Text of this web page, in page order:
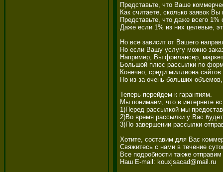
Представьте, что Ваше
Как считаете, сколько заявок
Представьте, что даже всего
Даже если 1% из них целевые,
Но все зависит от Вашего
Но если Вашу услугу можно
Например, Вы фрилансер,
Большой плюс рассылки по
Конечно, среди миллиона
Но из-за очень больших
Теперь перейдем к гарантиям.
Мы понимаем, что в интернете
1)Перед рассылкой мы
2)Во время рассылки у Вас
3)По завершении рассылки
Хотите, составим для Вас
Свяжитесь с нами в течение
Все подробности также
Наш E-mail: kouxjsacad@mail.ru